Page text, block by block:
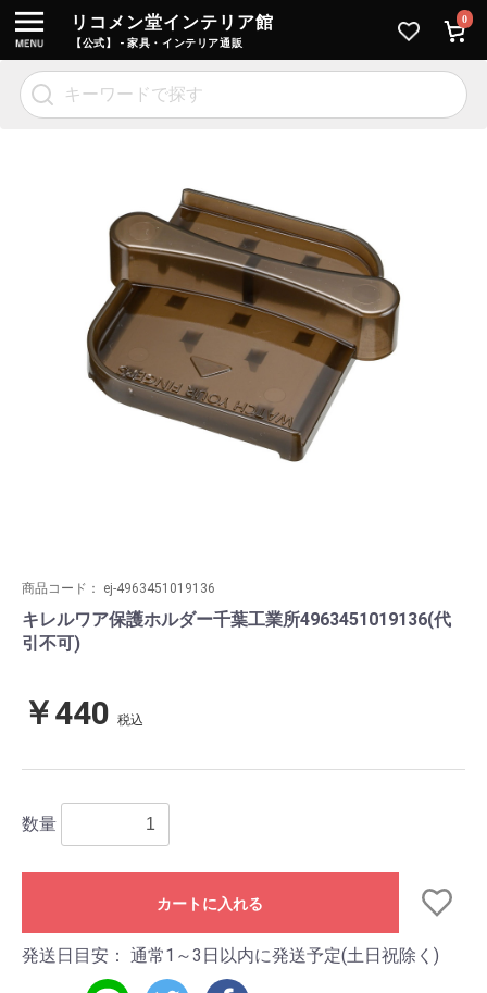
リコメン堂インテリア館
【公式】 - 家具・インテリア通販
0
商品コード： ej-4963451019136
キレルワア保護ホルダー千葉工業所4963451019136(代
引不可)
￥440 税込
数量
カートに入れる
発送日目安： 通常1～3日以内に発送予定(土日祝除く)